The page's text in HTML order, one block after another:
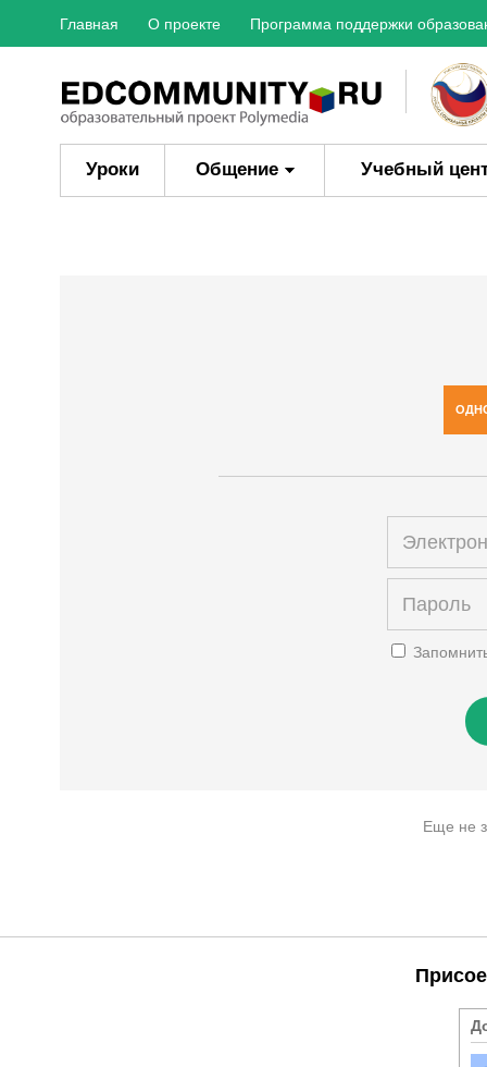
Главная О проекте Программа поддержки
Уроки Общение Учебный
Еще не